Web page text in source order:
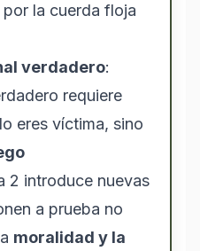
la cuerda floja
verdadero:
requiere
eres víctima, sino
2 introduce nuevas
a prueba no
moralidad y la